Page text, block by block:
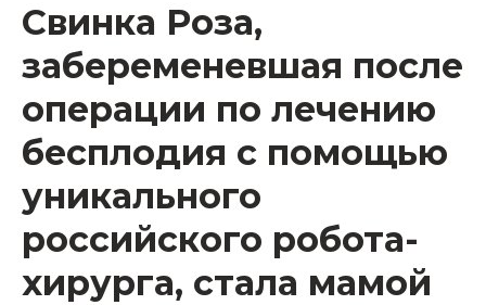
Свинка Роза,
забеременевшая после
операции по лечению
бесплодия с помощью
уникального
российского робота-
хирурга, стала мамой